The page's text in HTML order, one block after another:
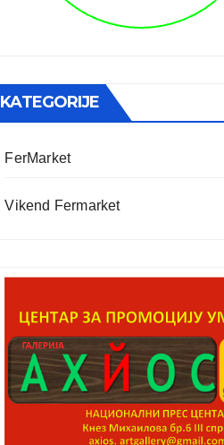
KATEGORIJE
FerMarket
Vikend Fermarket